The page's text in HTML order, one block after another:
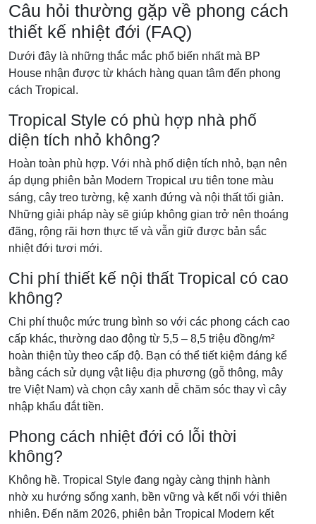
Câu hỏi thường gặp về phong cách
thiết kế nhiệt đới (FAQ)
Dưới đây là những thắc mắc phổ biến nhất mà BP
House nhận được từ khách hàng quan tâm đến phong
cách Tropical.
Tropical Style có phù hợp nhà phố
diện tích nhỏ không?
Hoàn toàn phù hợp. Với nhà phố diện tích nhỏ, bạn nên
áp dụng phiên bản Modern Tropical ưu tiên tone màu
sáng, cây treo tường, kệ xanh đứng và nội thất tối giản.
Những giải pháp này sẽ giúp không gian trở nên thoáng
đãng, rộng rãi hơn thực tế và vẫn giữ được bản sắc
nhiệt đới tươi mới.
Chi phí thiết kế nội thất Tropical có cao
không?
Chi phí thuộc mức trung bình so với các phong cách cao
cấp khác, thường dao động từ 5,5 – 8,5 triệu đồng/m²
hoàn thiện tùy theo cấp độ. Bạn có thể tiết kiệm đáng kể
bằng cách sử dụng vật liệu địa phương (gỗ thông, mây
tre Việt Nam) và chọn cây xanh dễ chăm sóc thay vì cây
nhập khẩu đắt tiền.
Phong cách nhiệt đới có lỗi thời
không?
Không hề. Tropical Style đang ngày càng thịnh hành
nhờ xu hướng sống xanh, bền vững và kết nối với thiên
nhiên. Đến năm 2026, phiên bản Tropical Modern kết